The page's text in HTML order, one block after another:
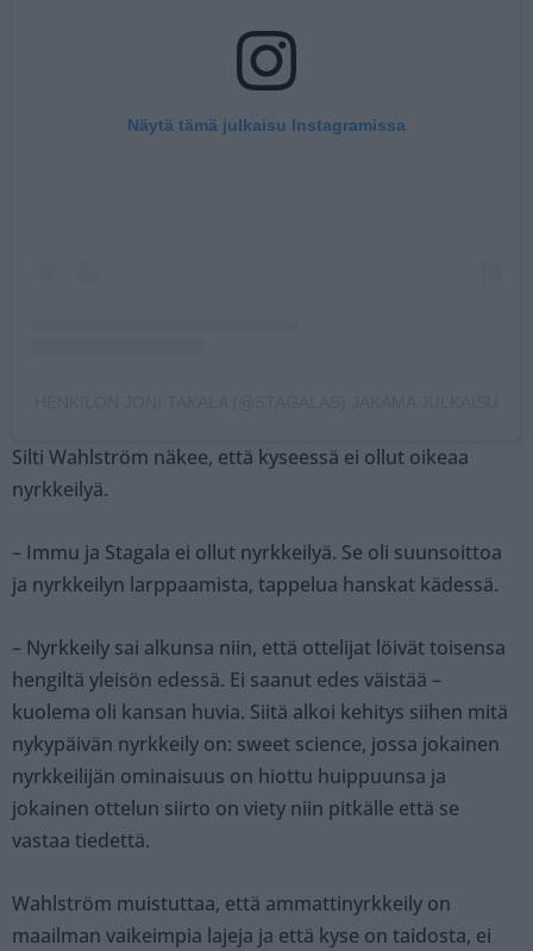
Näytä tämä julkaisu Instagramissa
Silti Wahlström näkee, että kyseessä ei ollut oikeaa
nyrkkeilyä.
– Immu ja Stagala ei ollut nyrkkeilyä. Se oli suunsoittoa
ja nyrkkeilyn larppaamista, tappelua hanskat kädessä.
– Nyrkkeily sai alkunsa niin, että ottelijat löivät toisensa
hengiltä yleisön edessä. Ei saanut edes väistää –
kuolema oli kansan huvia. Siitä alkoi kehitys siihen mitä
nykypäivän nyrkkeily on: sweet science, jossa jokainen
nyrkkeilijän ominaisuus on hiottu huippuunsa ja
jokainen ottelun siirto on viety niin pitkälle että se
vastaa tiedettä.
Wahlström muistuttaa, että ammattinyrkkeily on
maailman vaikeimpia lajeja ja että kyse on taidosta, ei